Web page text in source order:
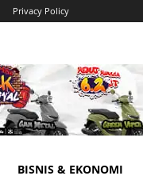
Privacy Policy
BISNIS & EKONOMI